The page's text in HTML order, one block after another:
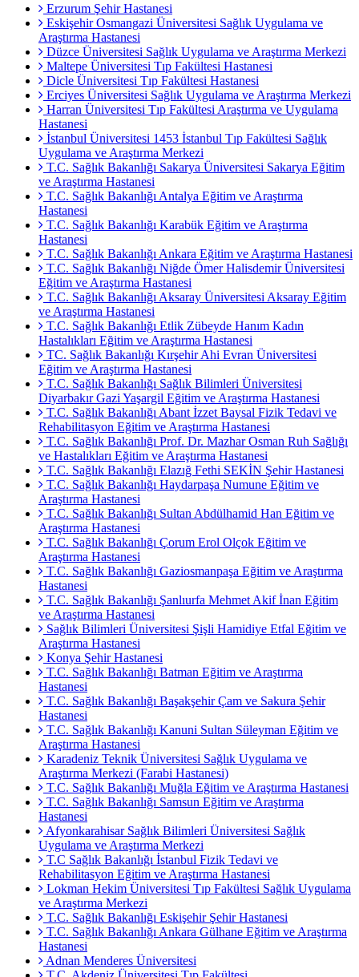
Erzurum Şehir Hastanesi
Eskişehir Osmangazi Üniversitesi Sağlık Uygulama ve
Araştırma Hastanesi
Düzce Üniversitesi Sağlık Uygulama ve Araştırma Merkezi
Maltepe Üniversitesi Tıp Fakültesi Hastanesi
Dicle Üniversitesi Tıp Fakültesi Hastanesi
Erciyes Üniversitesi Sağlık Uygulama ve Araştırma Merkezi
Harran Üniversitesi Tıp Fakültesi Araştırma ve Uygulama
Hastanesi
İstanbul Üniversitesi 1453 İstanbul Tıp Fakültesi Sağlık
Uygulama ve Araştırma Merkezi
T.C. Sağlık Bakanlığı Sakarya Üniversitesi Sakarya Eğitim
ve Araştırma Hastanesi
T.C. Sağlık Bakanlığı Antalya Eğitim ve Araştırma
Hastanesi
T.C. Sağlık Bakanlığı Karabük Eğitim ve Araştırma
Hastanesi
T.C. Sağlık Bakanlığı Ankara Eğitim ve Araştırma Hastanesi
T.C. Sağlık Bakanlığı Niğde Ömer Halisdemir Üniversitesi
Eğitim ve Araştırma Hastanesi
T.C. Sağlık Bakanlığı Aksaray Üniversitesi Aksaray Eğitim
ve Araştırma Hastanesi
T.C. Sağlık Bakanlığı Etlik Zübeyde Hanım Kadın
Hastalıkları Eğitim ve Araştırma Hastanesi
TC. Sağlık Bakanlığı Kırşehir Ahi Evran Üniversitesi
Eğitim ve Araştırma Hastanesi
T.C. Sağlık Bakanlığı Sağlık Bilimleri Üniversitesi
Diyarbakır Gazi Yaşargil Eğitim ve Araştırma Hastanesi
T.C. Sağlık Bakanlığı Abant İzzet Baysal Fizik Tedavi ve
Rehabilitasyon Eğitim ve Araştırma Hastanesi
T.C. Sağlık Bakanlığı Prof. Dr. Mazhar Osman Ruh Sağlığı
ve Hastalıkları Eğitim ve Araştırma Hastanesi
T.C. Sağlık Bakanlığı Elazığ Fethi SEKİN Şehir Hastanesi
T.C. Sağlık Bakanlığı Haydarpaşa Numune Eğitim ve
Araştırma Hastanesi
T.C. Sağlık Bakanlığı Sultan Abdülhamid Han Eğitim ve
Araştırma Hastanesi
T.C. Sağlık Bakanlığı Çorum Erol Olçok Eğitim ve
Araştırma Hastanesi
T.C. Sağlık Bakanlığı Gaziosmanpaşa Eğitim ve Araştırma
Hastanesi
T.C. Sağlık Bakanlığı Şanlıurfa Mehmet Akif İnan Eğitim
ve Araştırma Hastanesi
Sağlık Bilimleri Üniversitesi Şişli Hamidiye Etfal Eğitim ve
Araştırma Hastanesi
Konya Şehir Hastanesi
T.C. Sağlık Bakanlığı Batman Eğitim ve Araştırma
Hastanesi
T.C. Sağlık Bakanlığı Başakşehir Çam ve Sakura Şehir
Hastanesi
T.C. Sağlık Bakanlığı Kanuni Sultan Süleyman Eğitim ve
Araştırma Hastanesi
Karadeniz Teknik Üniversitesi Sağlık Uygulama ve
Araştırma Merkezi (Farabi Hastanesi)
T.C. Sağlık Bakanlığı Muğla Eğitim ve Araştırma Hastanesi
T.C. Sağlık Bakanlığı Samsun Eğitim ve Araştırma
Hastanesi
Afyonkarahisar Sağlık Bilimleri Üniversitesi Sağlık
Uygulama ve Araştırma Merkezi
T.C Sağlık Bakanlığı İstanbul Fizik Tedavi ve
Rehabilitasyon Eğitim ve Araştırma Hastanesi
Lokman Hekim Üniversitesi Tıp Fakültesi Sağlık Uygulama
ve Araştırma Merkezi
T.C. Sağlık Bakanlığı Eskişehir Şehir Hastanesi
T.C. Sağlık Bakanlığı Ankara Gülhane Eğitim ve Araştırma
Hastanesi
Adnan Menderes Üniversitesi